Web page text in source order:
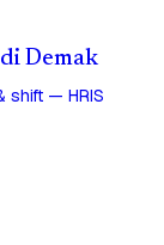
Demak
shift — HRIS